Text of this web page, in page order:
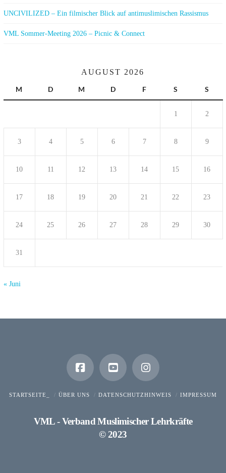
UNCIVILIZED – Ein filmischer Blick auf antimuslimischen Rassismus
VML Sommer-Meeting 2026 – Picnic & Connect
AUGUST 2026
M
D M D F S S
1 2
3 4 5 6 7 8 9
10 11 12 13 14 15 16
17 18 19 20 21 22 23
24 25 26 27 28 29 30
31
« Juni
STARTSEITE_ ÜBER UNS DATENSCHUTZHINWEIS IMPRESSUM
VML - Verband Muslimischer Lehrkräfte
© 2023